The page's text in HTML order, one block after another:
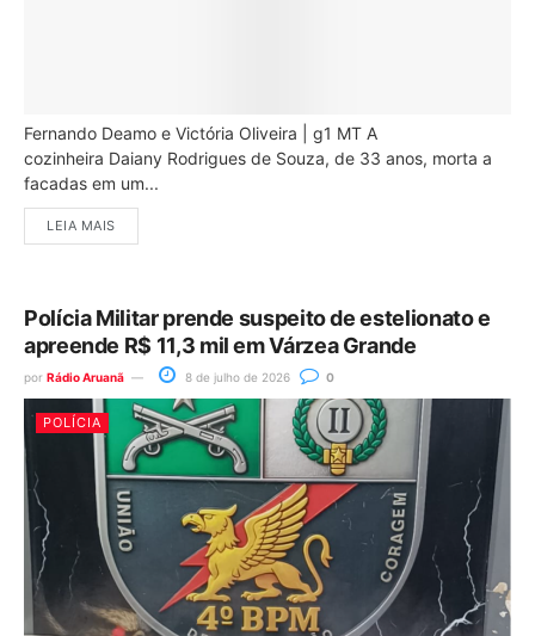
Fernando Deamo e Victória Oliveira | g1 MT A
cozinheira Daiany Rodrigues de Souza, de 33 anos, morta a
facadas em um...
LEIA MAIS
Polícia Militar prende suspeito de estelionato e
apreende R$ 11,3 mil em Várzea Grande
por Rádio Aruanã 8 de julho de 2026 0
POLÍCIA